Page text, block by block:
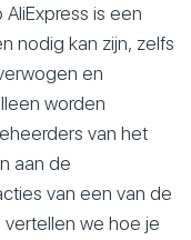
is een
nodig kan zijn, zelfs
en
worden
van het
aan de
van een van de
vertellen we hoe je